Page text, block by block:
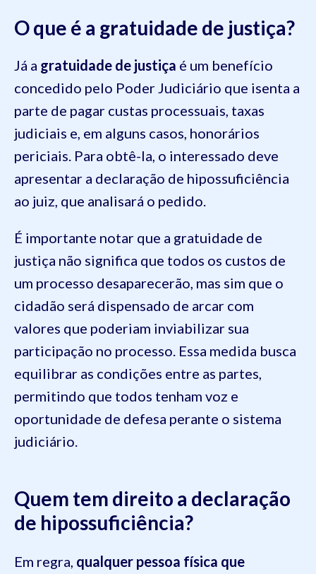
O que é a gratuidade de justiça?
Já a gratuidade de justiça é um benefício
concedido pelo Poder Judiciário que isenta a
parte de pagar custas processuais, taxas
judiciais e, em alguns casos, honorários
periciais. Para obtê-la, o interessado deve
apresentar a declaração de hipossuficiência
ao juiz, que analisará o pedido.
É importante notar que a gratuidade de
justiça não significa que todos os custos de
um processo desaparecerão, mas sim que o
cidadão será dispensado de arcar com
valores que poderiam inviabilizar sua
participação no processo. Essa medida busca
equilibrar as condições entre as partes,
permitindo que todos tenham voz e
oportunidade de defesa perante o sistema
judiciário.
Quem tem direito a declaração
de hipossuficiência?
Em regra, qualquer pessoa física que